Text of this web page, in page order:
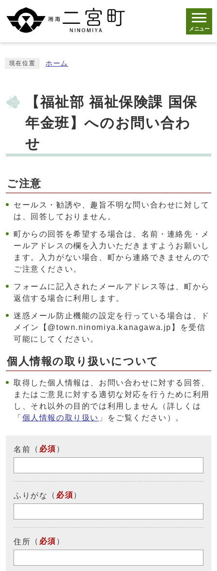
メニュー
現在位置 ホーム
【福祉部 福祉保険課 国保
年金班】へのお問い合わ
せ
ご注意
セールス・勧誘や、趣旨不明な問い合わせに対して
は、回答しておりません。
町からの回答を希望する場合は、名前・連絡先・メ
ールアドレスの欄を入力いただきますようお願いし
ます。入力がない場合、町から連絡できませんので
ご注意ください。
フォームに記入されたメールアドレス等は、町から
返信する場合に利用します。
迷惑メール防止機能の設定を行っている場合は、ド
メイン【@town.ninomiya.kanagawa.jp】を受信
可能にしてください。
個人情報の取り扱いについて
取得した個人情報は、お問い合わせに対する回答、
またはご意見に対する適切な対応を行うために利用
し、それ以外の目的では利用しません（詳しくは
「 個人情報の取り扱い 」をご覧ください）。
名前 （ 必須 ）
ふりがな （ 必須）
住所 （ 必須 ）